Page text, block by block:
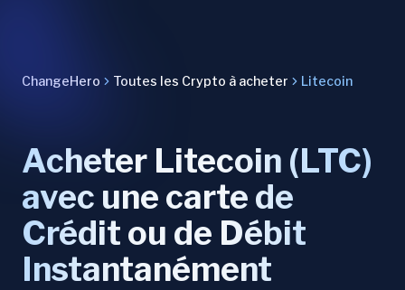
ChangeHero Toutes les Crypto à acheter Litecoin
Acheter Litecoin (LTC)
avec une carte de
Crédit ou de Débit
Instantanément